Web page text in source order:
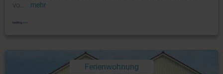
vo
mehr
Ferienwohnung